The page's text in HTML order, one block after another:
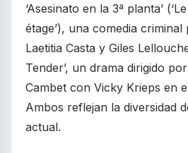
‘Asesinato en la 3ª planta’
étage’), una comedia
Laetitia Casta y Giles
Tender’, un drama dirigido
Cambet con Vicky Krieps en
Ambos reflejan la diversidad
actual.